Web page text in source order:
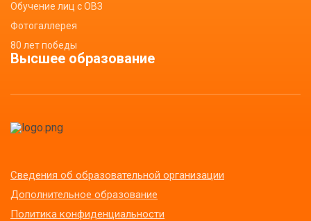
Обучение лиц с ОВЗ
Фотогаллерея
80 лет победы
Высшее образование
Сведения об образовательной организации
Дополнительное образование
Политика конфиденциальности